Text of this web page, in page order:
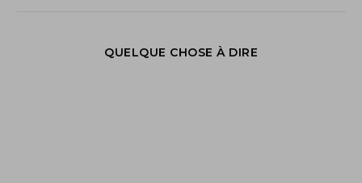
QUELQUE CHOSE À DIRE